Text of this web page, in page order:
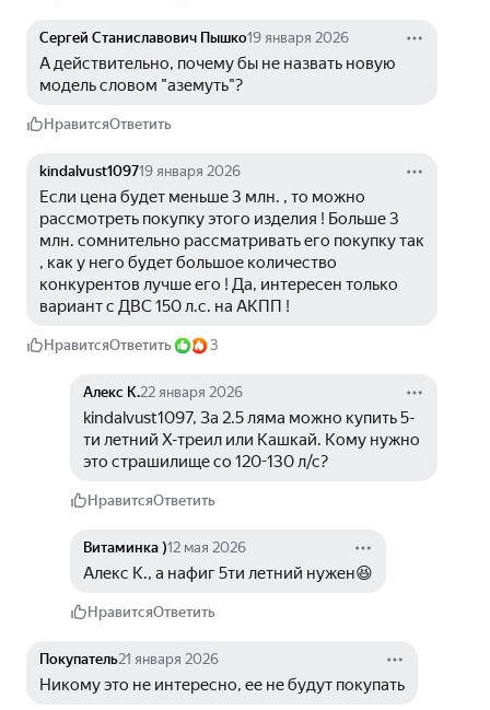
Сергей Станиславович Пышко19 января 2026
А действительно, почему бы не назвать новую
модель словом "аземуть"?
НравитсяОтветить
kindalvust109719 января 2026
Если цена будет меньше 3 млн. , то можно
рассмотреть покупку этого изделия ! Больше 3
млн. сомнительно рассматривать его покупку так
, как у него будет большое количество
конкурентов лучше его ! Да, интересен только
вариант с ДВС 150 л.с. на АКПП !
НравитсяОтветить 3
Алекс К.22 января 2026
kindalvust1097, За 2.5 ляма можно купить 5-
ти летний Х-треил или Кашкай. Кому нужно
это страшилище со 120-130 л/с?
НравитсяОтветить
Витаминка )12 мая 2026
Алекс К., а нафиг 5ти летний нужен😆
НравитсяОтветить
Покупатель21 января 2026
Никому это не интересно, ее не будут покупать